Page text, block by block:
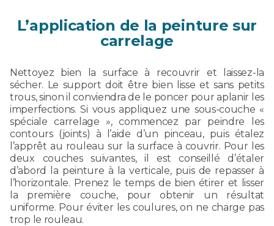
L’application de la peinture sur
carrelage
Nettoyez bien la surface à recouvrir et laissez-la
sécher. Le support doit être bien lisse et sans petits
trous, sinon il conviendra de le poncer pour aplanir les
imperfections. Si vous appliquez une sous-couche «
spéciale carrelage », commencez par peindre les
contours (joints) à l’aide d’un pinceau, puis étalez
l’apprêt au rouleau sur la surface à couvrir. Pour les
deux couches suivantes, il est conseillé d’étaler
d’abord la peinture à la verticale, puis de repasser à
l’horizontale. Prenez le temps de bien étirer et lisser
la première couche, pour obtenir un résultat
uniforme. Pour éviter les coulures, on ne charge pas
trop le rouleau.